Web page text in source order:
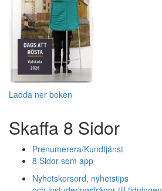
Ladda ner boken
Skaffa 8 Sidor
Prenumerera/Kundtjänst
8 Sidor som app
Nyhetskorsord, nyhetstips